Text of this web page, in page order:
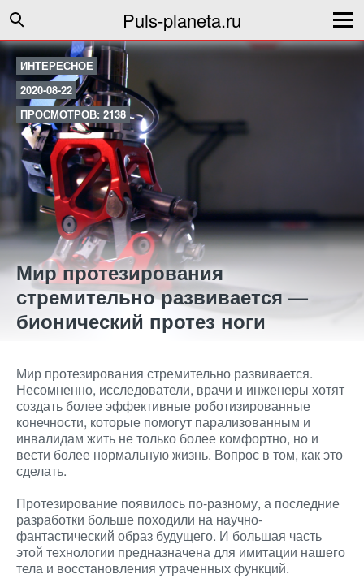
Puls-planeta.ru
ИНТЕРЕСНОЕ
2020-08-22
ПРОСМОТРОВ: 2138
Мир протезирования
стремительно развивается —
бионический протез ноги
Мир протезирования стремительно развивается.
Несомненно, исследователи, врачи и инженеры хотят
создать более эффективные роботизированные
конечности, которые помогут парализованным и
инвалидам жить не только более комфортно, но и
вести более нормальную жизнь. Вопрос в том, как это
сделать.
Протезирование появилось по-разному, а последние
разработки больше походили на научно-
фантастический образ будущего. И большая часть
этой технологии предназначена для имитации нашего
тела и восстановления утраченных функций.